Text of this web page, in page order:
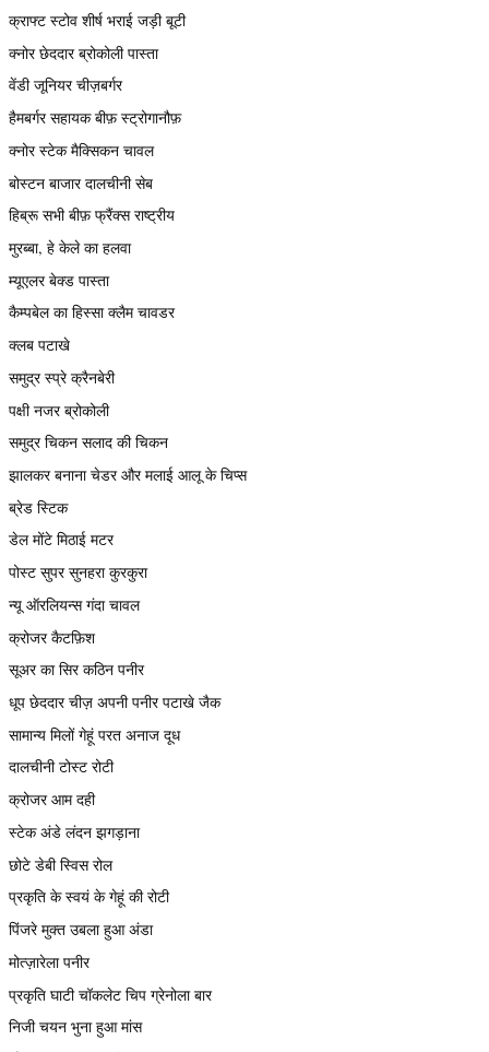
क्राफ्ट स्टोव शीर्ष भराई जड़ी बूटी
क्नोर छेददार ब्रोकोली पास्ता
वेंडी जूनियर चीज़बर्गर
हैमबर्गर सहायक बीफ़ स्ट्रोगानौफ़
क्नोर स्टेक मैक्सिकन चावल
बोस्टन बाजार दालचीनी सेब
हिब्रू सभी बीफ़ फ्रैंक्स राष्ट्रीय
मुरब्बा, हे केले का हलवा
म्यूएलर बेक्ड पास्ता
कैम्पबेल का हिस्सा क्लैम चावडर
क्लब पटाखे
समुद्र स्प्रे क्रैनबेरी
पक्षी नजर ब्रोकोली
समुद्र चिकन सलाद की चिकन
झालकर बनाना चेडर और मलाई आलू के चिप्स
ब्रेड स्टिक
डेल मोंटे मिठाई मटर
पोस्ट सुपर सुनहरा कुरकुरा
न्यू ऑरलियन्स गंदा चावल
क्रोजर कैटफ़िश
सूअर का सिर कठिन पनीर
धूप छेददार चीज़ अपनी पनीर पटाखे जैक
सामान्य मिलों गेहूं परत अनाज दूध
दालचीनी टोस्ट रोटी
क्रोजर आम दही
स्टेक अंडे लंदन झगड़ाना
छोटे डेबी स्विस रोल
प्रकृति के स्वयं के गेहूं की रोटी
पिंजरे मुक्त उबला हुआ अंडा
मोत्ज़ारेला पनीर
प्रकृति घाटी चॉकलेट चिप ग्रेनोला बार
निजी चयन भुना हुआ मांस